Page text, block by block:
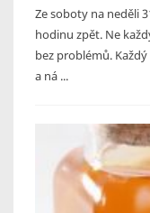
Ze soboty na neděli
hodinu zpět. Ne
bez problémů.
a ná ...